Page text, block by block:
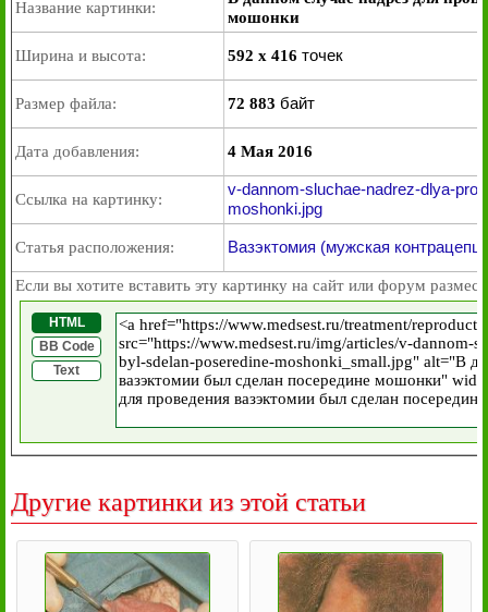
Название картинки:
мошонки
Ширина и высота: 592 x 416 точек
Размер файла: 72 883 байт
Дата добавления: 4 Мая 2016
Ссылка на картинку:
v-dannom-sluchae-nadrez-dlya-
moshonki.jpg
Статья расположения: Вазэктомия (мужская
Если вы хотите вставить эту картинку на сайт или форум
HTML
BB Code
Text
Другие картинки из этой статьи